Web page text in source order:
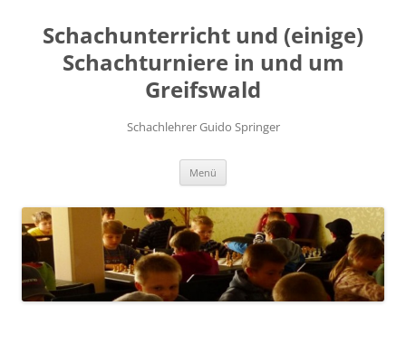
springen
Schachunterricht und (einige)
Schachturniere in und um
Greifswald
Schachlehrer Guido Springer
Menü